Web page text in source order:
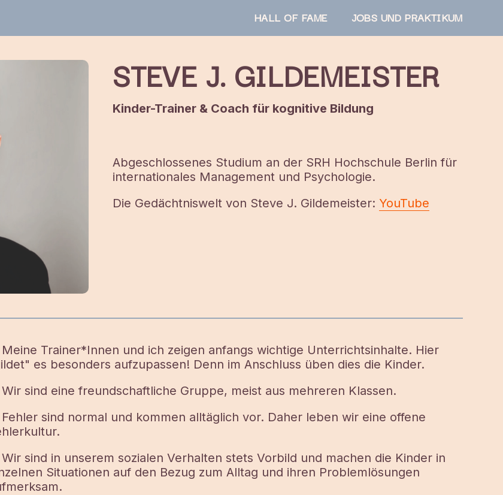
HALL OF FAME JOBS UND PRAKTIKUM
STEVE J. GILDEMEISTER
Kinder-Trainer & Coach für kognitive Bildung
Abgeschlossenes Studium an der SRH Hochschule Berlin für
internationales Management und Psychologie.
Die Gedächtniswelt von Steve J. Gildemeister: YouTube
Meine Trainer*Innen und ich zeigen anfangs wichtige Unterrichtsinhalte. Hier
es besonders aufzupassen! Denn im Anschluss üben dies die Kinder.
Wir sind eine freundschaftliche Gruppe, meist aus mehreren Klassen.
Fehler sind normal und kommen alltäglich vor. Daher leben wir eine offene
Wir sind in unserem sozialen Verhalten stets Vorbild und machen die Kinder in
Situationen auf den Bezug zum Alltag und ihren Problemlösungen